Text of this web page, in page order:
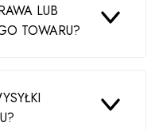
LUB
TOWARU?